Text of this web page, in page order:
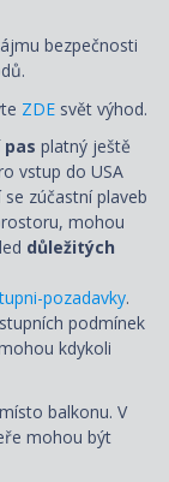
bezpečnosti
ZDE svět výhod.
platný ještě
vstup do USA
zúčastní plaveb
mohou
důležitých
pozadavky.
podmínek
kdykoli
balkonu. V
mohou být